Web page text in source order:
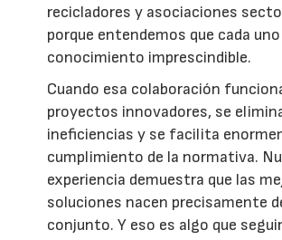
recicladores y asociaciones
porque entendemos que cada
conocimiento imprescindible.
Cuando esa colaboración
proyectos innovadores, se
ineficiencias y se facilita
cumplimiento de la normativa.
experiencia demuestra que las
soluciones nacen precisamente
conjunto. Y eso es algo que